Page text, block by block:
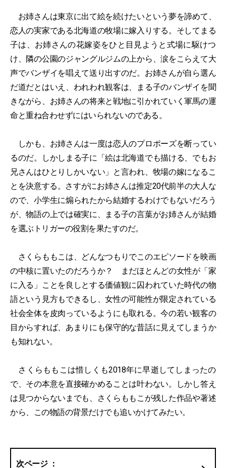
お姉さんは東京に出て絵を続けたいという夢を諦めて、
恋人の実家である北海道の牧場に嫁入りする。そしてまる
子は、お姉さんの花嫁姿をひと目見ようと式場に駆けつ
け、隣の公園のジャングルジムの上から、涙をこらえて大
声でバンザイを唱えて送り出すのだ。お姉さんが自ら選ん
だ道だとはいえ、われわれ観客は、まる子のバンザイを聞
きながら、お姉さんの将来と戦地に引かれていく軍馬の運
命と重ね合わせずにはいられないのである。
しかも、お姉さんは一度は恋人のプロポーズを断ってい
るのだ。しかしまる子に「絵は北海道でも描ける、でもお
兄さんはひとりしかいない」と言われ、牧場の嫁になるこ
とを決意する。さすがにお姉さんは推定20代前半の大人な
ので、小学生に煽られたから結婚するわけでもないだろう
が、物語の上では確実に、まる子の言葉がお姉さんが結婚
を選ぶトリガーの役割を果たすのだ。
さくらももこは、どんなつもりでこのエピソードを映画
の中核に置いたのだろうか？ まだほとんどの女性が「家
に入る」ことを良しとする価値観に囚われていた時代の物
語という見方もできるし、女性の可能性が限定されている
社会全体を皮肉っているようにも取れる。今の若い観客の
目からすれば、あまりにも保守的な昔話に見えてしまうか
も知れない。
さくらももこは惜しくも2018年に早逝してしまったの
で、その本意を直接確かめることは叶わない。しかし答え
は見つからないまでも、さくらももこが残した作品や著述
から、この物語の背景だけでも追いかけてみたい。